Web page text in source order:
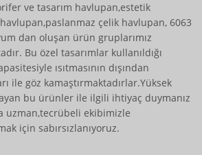
ve tasarım havlupan,estetik
çelik havlupan, 6063
dan oluşan ürün gruplarımız
Bu özel tasarımlar kullanıldığı
ısıtmasının dışından
ile göz kamaştırmaktadırlar.Yüksek
bu ürünler ile ilgili ihtiyaç duymanız
uzman,tecrübeli ekibimizle
için sabırsızlanıyoruz.